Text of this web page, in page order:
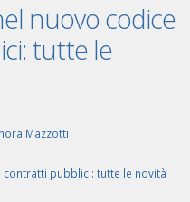
nuovo codice
tutte le
Mazzotti
pubblici: tutte le novità